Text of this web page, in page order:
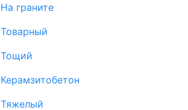
На граните
Товарный
Тощий
Керамзитобетон
Тяжелый